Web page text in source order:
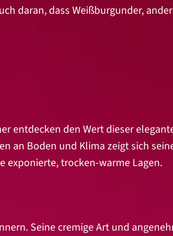
daran, dass Weißburgunder,
entdecken den Wert dieser
an Boden und Klima zeigt sich
exponierte, trocken-warme Lagen.
Seine cremige Art und